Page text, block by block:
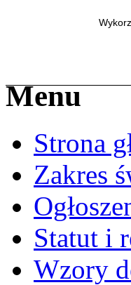
Menu
Strona
Zakres
Statut i
Wzory